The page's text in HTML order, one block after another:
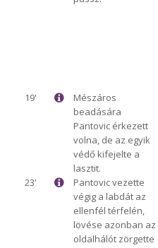
19'
Mészáros
beadására
Pantovic érkezett
volna, de az egyik
védő kifejelte a
lasztit.
23'
Pantovic vezette
végig a labdát az
ellenfél térfelén,
lövése azonban az
oldalhálót zörgette